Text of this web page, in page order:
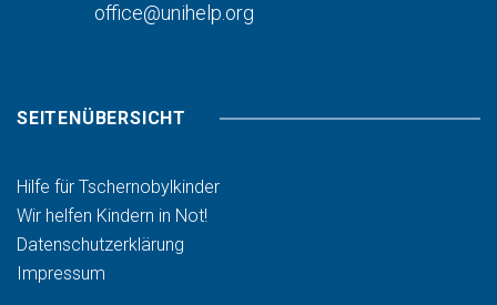
office@unihelp.org
SEITENÜBERSICHT
Hilfe für Tschernobylkinder
Wir helfen Kindern in Not!
Datenschutzerklärung
Impressum